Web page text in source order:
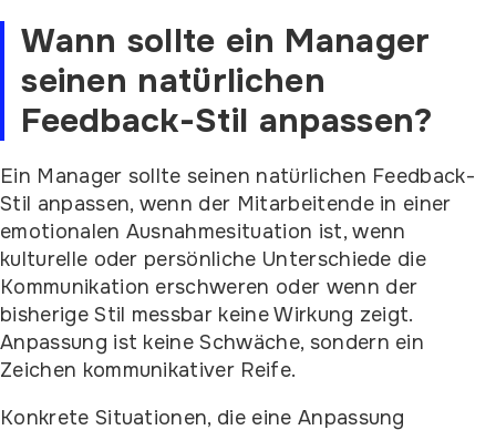
Wann sollte ein Manager
seinen natürlichen
Feedback-Stil anpassen?
Ein Manager sollte seinen natürlichen Feedback-
Stil anpassen, wenn der Mitarbeitende in einer
emotionalen Ausnahmesituation ist, wenn
kulturelle oder persönliche Unterschiede die
Kommunikation erschweren oder wenn der
bisherige Stil messbar keine Wirkung zeigt.
Anpassung ist keine Schwäche, sondern ein
Zeichen kommunikativer Reife.
Konkrete Situationen, die eine Anpassung